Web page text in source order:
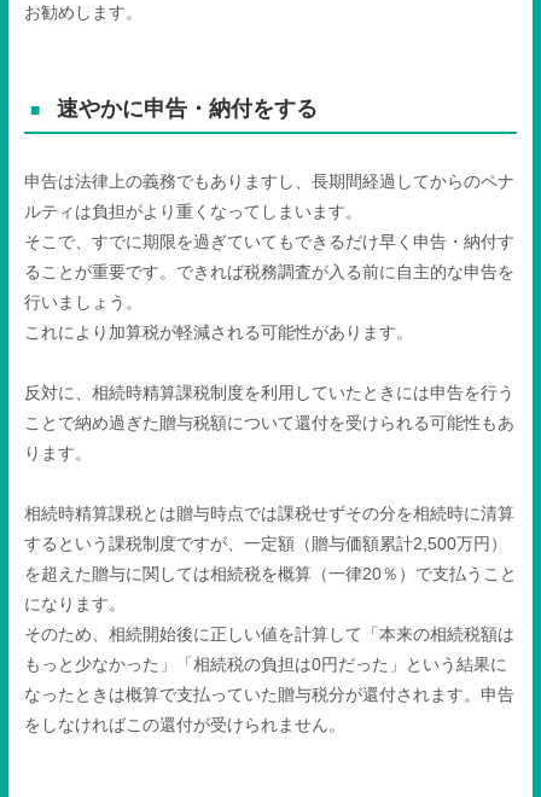
お勧めします。
速やかに申告・納付をする
申告は法律上の義務でもありますし、長期間経過してからのペナ
ルティは負担がより重くなってしまいます。
そこで、すでに期限を過ぎていてもできるだけ早く申告・納付す
ることが重要です。できれば税務調査が入る前に自主的な申告を
行いましょう。
これにより加算税が軽減される可能性があります。
反対に、相続時精算課税制度を利用していたときには申告を行う
ことで納め過ぎた贈与税額について還付を受けられる可能性もあ
ります。
相続時精算課税とは贈与時点では課税せずその分を相続時に清算
するという課税制度ですが、一定額（贈与価額累計2,500万円）
を超えた贈与に関しては相続税を概算（一律20％）で支払うこと
になります。
そのため、相続開始後に正しい値を計算して「本来の相続税額は
もっと少なかった」「相続税の負担は0円だった」という結果に
なったときは概算で支払っていた贈与税分が還付されます。申告
をしなければこの還付が受けられません。